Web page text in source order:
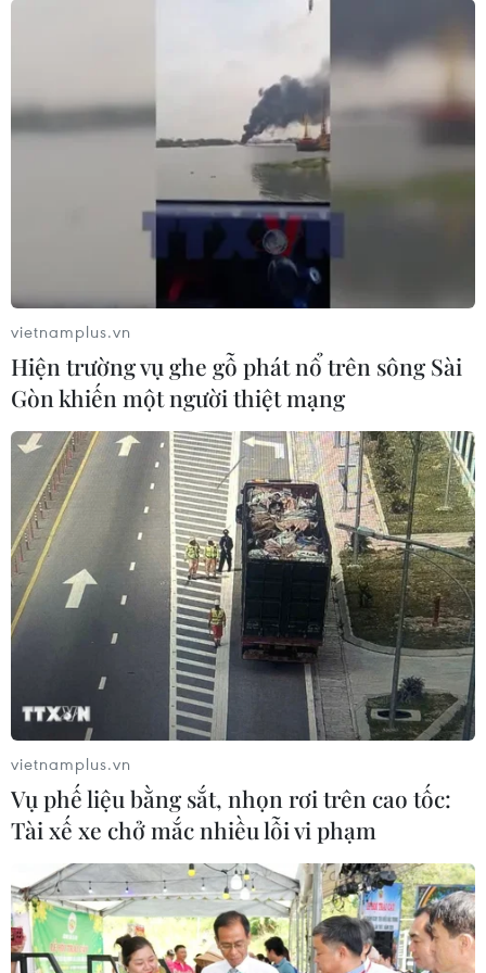
vietnamplus.vn
Hiện trường vụ ghe gỗ phát nổ trên sông Sài
Gòn khiến một người thiệt mạng
vietnamplus.vn
Vụ phế liệu bằng sắt, nhọn rơi trên cao tốc:
Tài xế xe chở mắc nhiều lỗi vi phạm